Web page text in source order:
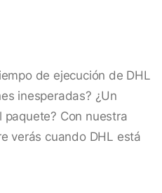
de ejecución de DHL
inesperadas? ¿Un
Con nuestra
verás cuando DHL está